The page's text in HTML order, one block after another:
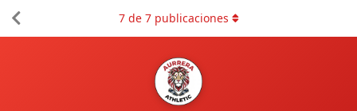
7de 7publicaciones